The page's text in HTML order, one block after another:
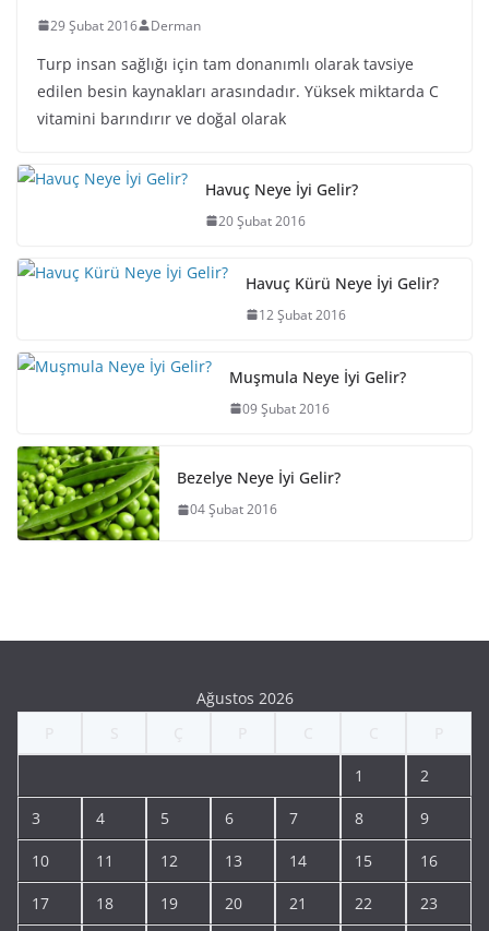
29 Şubat 2016 Derman
Turp insan sağlığı için tam donanımlı olarak tavsiye
edilen besin kaynakları arasındadır. Yüksek miktarda C
vitamini barındırır ve doğal olarak
Havuç Neye İyi Gelir?
20 Şubat 2016
Havuç Kürü Neye İyi Gelir?
12 Şubat 2016
Muşmula Neye İyi Gelir?
09 Şubat 2016
Bezelye Neye İyi Gelir?
04 Şubat 2016
Ağustos 2026
1 2
3 4 5 6 7 8 9
10 11 12 13 14 15 16
17 18 19 20 21 22 23